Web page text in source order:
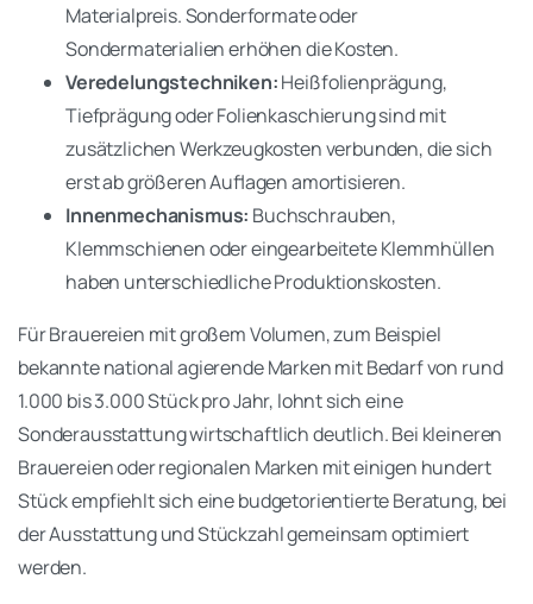
Materialpreis. Sonderformate oder
Sondermaterialien erhöhen die Kosten.
Veredelungstechniken:Heißfolienprägung,
Tiefprägung oder Folienkaschierung sind mit
zusätzlichen Werkzeugkosten verbunden, die sich
erst ab größeren Auflagen amortisieren.
Innenmechanismus: Buchschrauben,
Klemmschienen oder eingearbeitete Klemmhüllen
haben unterschiedliche Produktionskosten.
Für Brauereien mit großem Volumen, zum Beispiel
bekannte national agierende Marken mit Bedarf von rund
1.000 bis 3.000 Stück pro Jahr, lohnt sich eine
Sonderausstattung wirtschaftlich deutlich. Bei kleineren
Brauereien oder regionalen Marken mit einigen hundert
Stück empfiehlt sich eine budgetorientierte Beratung, bei
der Ausstattung und Stückzahl gemeinsam optimiert
werden.